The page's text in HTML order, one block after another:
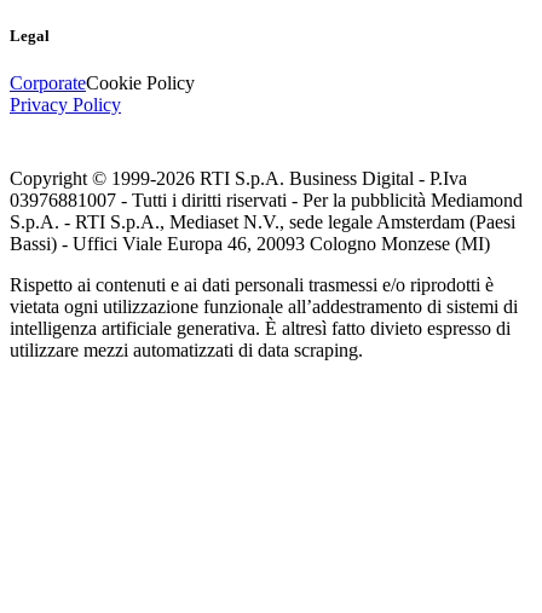
Legal
CorporateCookie Policy
Privacy Policy
Copyright © 1999-2026 RTI S.p.A. Business Digital - P.Iva
03976881007 - Tutti i diritti riservati - Per la pubblicità Mediamond
S.p.A. - RTI S.p.A., Mediaset N.V., sede legale Amsterdam (Paesi
Bassi) - Uffici Viale Europa 46, 20093 Cologno Monzese (MI)
Rispetto ai contenuti e ai dati personali trasmessi e/o riprodotti è
vietata ogni utilizzazione funzionale all’addestramento di sistemi di
intelligenza artificiale generativa. È altresì fatto divieto espresso di
utilizzare mezzi automatizzati di data scraping.